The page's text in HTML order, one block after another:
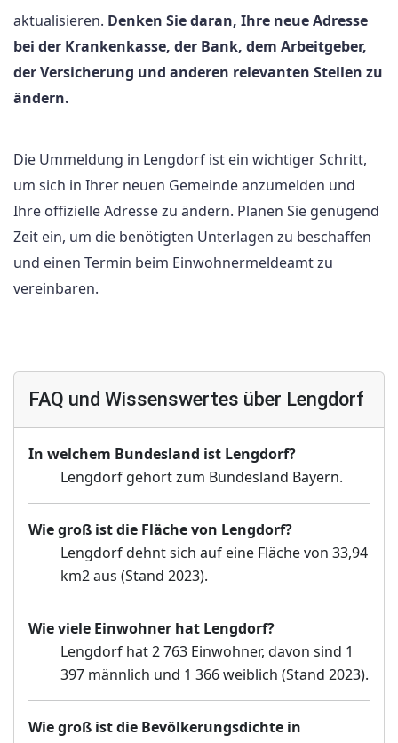
aktualisieren. Denken Sie daran, Ihre neue Adresse
bei der Krankenkasse, der Bank, dem Arbeitgeber,
der Versicherung und anderen relevanten Stellen zu
ändern.
Die Ummeldung in Lengdorf ist ein wichtiger Schritt,
um sich in Ihrer neuen Gemeinde anzumelden und
Ihre offizielle Adresse zu ändern. Planen Sie genügend
Zeit ein, um die benötigten Unterlagen zu beschaffen
und einen Termin beim Einwohnermeldeamt zu
vereinbaren.
FAQ und Wissenswertes über Lengdorf
In welchem Bundesland ist Lengdorf?
Lengdorf gehört zum Bundesland Bayern.
Wie groß ist die Fläche von Lengdorf?
Lengdorf dehnt sich auf eine Fläche von 33,94
km2 aus (Stand 2023).
Wie viele Einwohner hat Lengdorf?
Lengdorf hat 2 763 Einwohner, davon sind 1
397 männlich und 1 366 weiblich (Stand 2023).
Wie groß ist die Bevölkerungsdichte in